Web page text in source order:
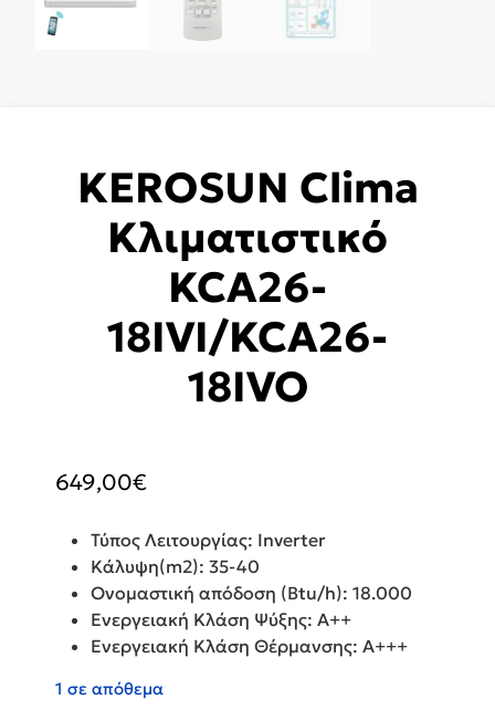
KEROSUN Clima
Κλιματιστικό
KCA26-
18IVI/KCA26-
18IVO
649,00€
Τύπος Λειτουργίας: Inverter
Κάλυψη(m2): 35-40
Ονομαστική απόδοση (Btu/h): 18.000
Ενεργειακή Κλάση Ψύξης: Α++
Ενεργειακή Κλάση Θέρμανσης: Α+++
1 σε απόθεμα